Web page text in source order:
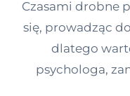
Czasami drobne
się, prowadząc
dlatego
psychologa,